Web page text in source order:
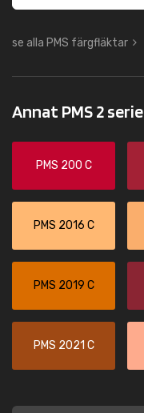
se alla PMS färgfläktar
Annat PMS 2 serie
PMS 200 C
PMS 2016 C
PMS 2019 C
PMS 2021 C